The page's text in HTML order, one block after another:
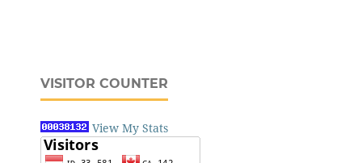
VISITOR COUNTER
View My Stats